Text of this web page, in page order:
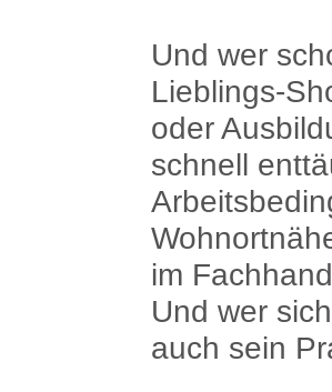
Und wer
Lieblings-
oder
schnell
im
Und wer
auch sein